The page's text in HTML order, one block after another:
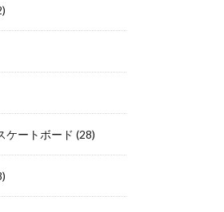
ケートボード (28)